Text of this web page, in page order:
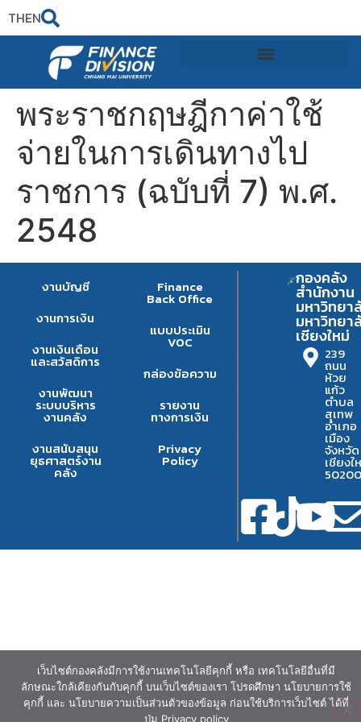
THEN
พระราชกฤษฎีกาค่าใช้
จ่ายในการเดินทางไป
ราชการ (ฉบับที่ 7) พ.ศ.
2548
งานบัญชี
งานการเงิน
งานเงินเดือน
และสวัสดิการ
งานพัฒนา
ระบบบริหาร
งานคลัง
งานสนับสนุน
ยุธศาสตร์งาน
คลัง
Finance
Back Office
แบบประเมิน
VOC
กล่องข้อความ
รายงาน
ทางการเงิน
Privacy
Policy
กองคลัง
สำนักงาน
มหาวิทยา
มหาวิทยา
เชียงใหม่
239
ถนน
ห้วย
แก้ว
ตำบล
สุเทพ
อำเภอ
เมือง
จังหวัด
เชียงใ
50200
เว็บไซต์กองคลังมีการใช้งานเทคโนโลยีคุกกี้ หรือ เทคโนโลยีอื่นที่มี
ลักษณะใกล้เคียงกันกับคุกกี้ บนเว็บไซต์ของเรา โปรดศึกษา นโยบายการใช้
คุกกี้ และ นโยบายความเป็นส่วนตัวของข้อมูล ก่อนใช้บริการเว็บไซต์ ได้ที่
ปุ่ม Privacy policy